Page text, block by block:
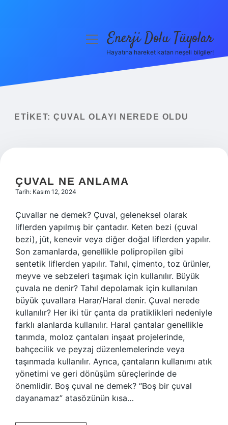
Yasal Uyarı
menüyüEnerji Dolu Tüyolar
Hayatına hareket katan neşeli bilgiler!
ETIKET: ÇUVAL OLAYI NEREDE OLDU
ÇUVAL NE ANLAMA
Tarih: Kasım 12, 2024
Çuvallar ne demek? Çuval, geleneksel olarak
liflerden yapılmış bir çantadır. Keten bezi (çuval
bezi), jüt, kenevir veya diğer doğal liflerden yapılır.
Son zamanlarda, genellikle polipropilen gibi
sentetik liflerden yapılır. Tahıl, çimento, toz ürünler,
meyve ve sebzeleri taşımak için kullanılır. Büyük
çuvala ne denir? Tahıl depolamak için kullanılan
büyük çuvallara Harar/Haral denir. Çuval nerede
kullanılır? Her iki tür çanta da pratiklikleri nedeniyle
farklı alanlarda kullanılır. Haral çantalar genellikle
tarımda, moloz çantaları inşaat projelerinde,
bahçecilik ve peyzaj düzenlemelerinde veya
taşınmada kullanılır. Ayrıca, çantaların kullanımı atık
yönetimi ve geri dönüşüm süreçlerinde de
önemlidir. Boş çuval ne demek? “Boş bir çuval
dayanamaz” atasözünün kısa…